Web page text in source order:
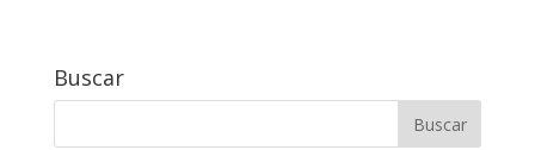
Buscar